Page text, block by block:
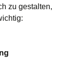
zu gestalten,